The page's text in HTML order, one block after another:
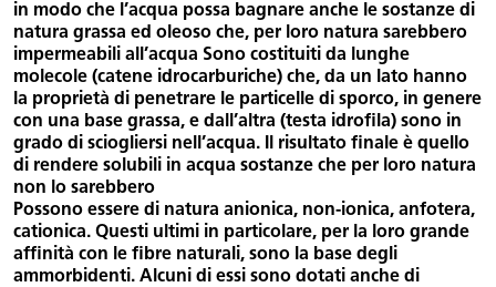
in modo che l’acqua possa bagnare anche le sostanze di
natura grassa ed oleoso che, per loro natura sarebbero
impermeabili all’acqua Sono costituiti da lunghe
molecole (catene idrocarburiche) che, da un lato hanno
la proprietà di penetrare le particelle di sporco, in genere
con una base grassa, e dall’altra (testa idrofila) sono in
grado di sciogliersi nell’acqua. Il risultato finale è quello
di rendere solubili in acqua sostanze che per loro natura
non lo sarebbero
Possono essere di natura anionica, non-ionica, anfotera,
cationica. Questi ultimi in particolare, per la loro grande
affinità con le fibre naturali, sono la base degli
ammorbidenti. Alcuni di essi sono dotati anche di